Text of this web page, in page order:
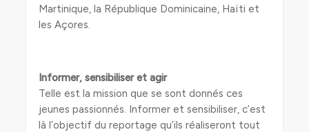
Martinique, la République Dominicaine, Haïti et
les Açores.
Informer, sensibiliser et agir
Telle est la mission que se sont donnés ces
jeunes passionnés. Informer et sensibiliser, c’est
là l’objectif du reportage qu’ils réaliseront tout